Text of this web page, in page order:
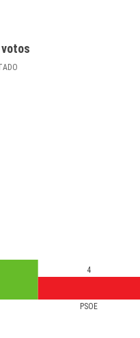
votos
PSOE
4